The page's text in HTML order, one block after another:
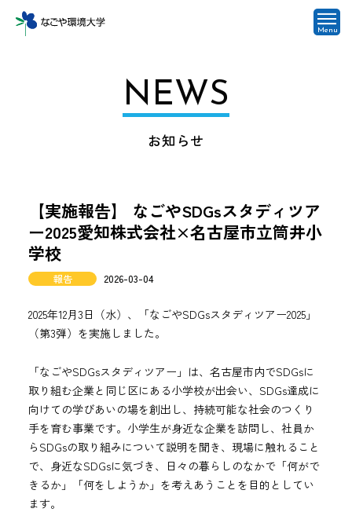
Menu
NEWS
お知らせ
【実施報告】 なごやSDGsスタディツア
ー2025愛知株式会社×名古屋市立筒井小
学校
報告 2026-03-04
2025年12月3日（水）、「なごやSDGsスタディツアー2025」
（第3弾）を実施しました。
「なごやSDGsスタディツアー」は、名古屋市内でSDGsに
取り組む企業と同じ区にある小学校が出会い、SDGs達成に
向けての学びあいの場を創出し、持続可能な社会のつくり
手を育む事業です。小学生が身近な企業を訪問し、社員か
らSDGsの取り組みについて説明を聞き、現場に触れること
で、身近なSDGsに気づき、日々の暮らしのなかで「何がで
きるか」「何をしようか」を考えあうことを目的としてい
ます。